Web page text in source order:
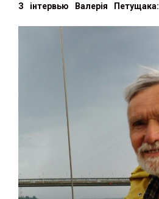
З інтервью Валерія Петущака: